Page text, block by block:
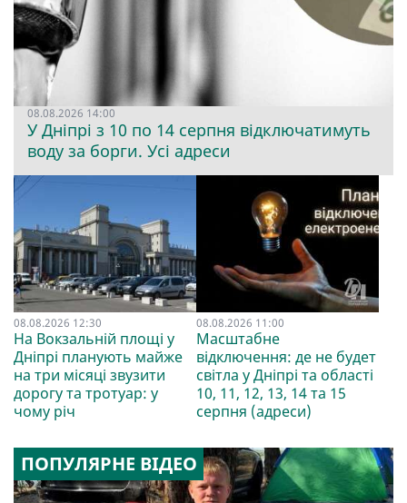
08.08.2026 14:00
У Дніпрі з 10 по 14 серпня відключатимуть
воду за борги. Усі адреси
08.08.2026 12:30
На Вокзальній площі у
Дніпрі планують майже
на три місяці звузити
дорогу та тротуар: у
чому річ
08.08.2026 11:00
Масштабне
відключення: де не будет
світла у Дніпрі та області
10, 11, 12, 13, 14 та 15
серпня (адреси)
ПОПУЛЯРНЕ ВІДЕО